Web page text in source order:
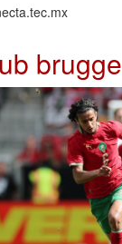
brugge